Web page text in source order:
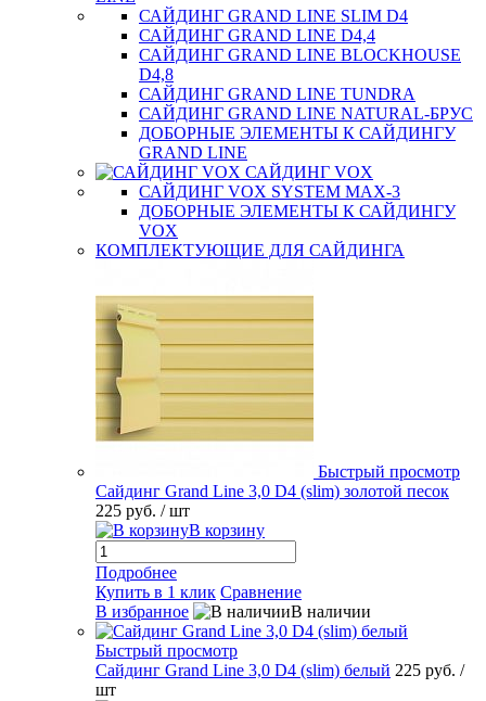
САЙДИНГ GRAND LINE SLIM D4
САЙДИНГ GRAND LINE D4,4
САЙДИНГ GRAND LINE BLOCKHOUSE
D4,8
САЙДИНГ GRAND LINE TUNDRA
САЙДИНГ GRAND LINE NATURAL-БРУС
ДОБОРНЫЕ ЭЛЕМЕНТЫ К САЙДИНГУ
GRAND LINE
САЙДИНГ VOX
САЙДИНГ VOX SYSTEM MAX-3
ДОБОРНЫЕ ЭЛЕМЕНТЫ К САЙДИНГУ
VOX
КОМПЛЕКТУЮЩИЕ ДЛЯ САЙДИНГА
Быстрый просмотр
Сайдинг Grand Line 3,0 D4 (slim) золотой песок
225 руб. / шт
В корзину
Подробнее
Купить в 1 клик Сравнение
В избранное
В наличии
Быстрый просмотр
Сайдинг Grand Line 3,0 D4 (slim) белый 225 руб. /
шт